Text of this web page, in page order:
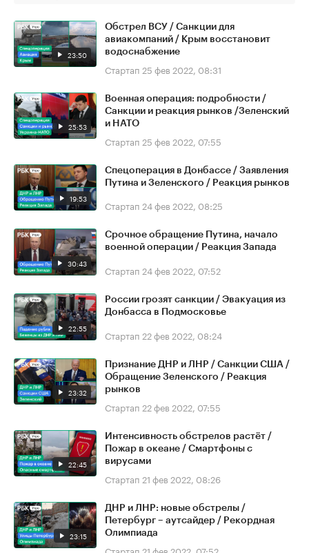
23:50
Обстрел ВСУ / Санкции для
авиакомпаний / Крым восстановит
водоснабжение
Стартап 25 фев 2022, 08:31
25:53
Военная операция: подробности /
Санкции и реакция рынков /Зеленский
и НАТО
Стартап 25 фев 2022, 07:55
19:53
Спецоперация в Донбассе / Заявления
Путина и Зеленского / Реакция рынков
Стартап 24 фев 2022, 08:25
30:43
Срочное обращение Путина, начало
военной операции / Реакция Запада
Стартап 24 фев 2022, 07:52
22:55
России грозят санкции / Эвакуация из
Донбасса в Подмосковье
Стартап 22 фев 2022, 08:24
23:32
Признание ДНР и ЛНР / Санкции США /
Обращение Зеленского / Реакция
рынков
Стартап 22 фев 2022, 07:55
22:45
Интенсивность обстрелов растёт /
Пожар в океане / Смартфоны с
вирусами
Стартап 21 фев 2022, 08:26
23:15
ДНР и ЛНР: новые обстрелы /
Петербург – аутсайдер / Рекордная
Олимпиада
Стартап 21 фев 2022, 07:52